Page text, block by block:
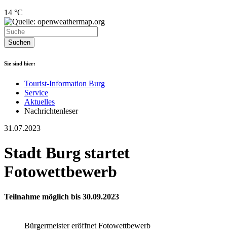
14 °C
Suchen
Sie sind hier:
Tourist-Information Burg
Service
Aktuelles
Nachrichtenleser
31.07.2023
Stadt Burg startet
Fotowettbewerb
Teilnahme möglich bis 30.09.2023
Bürgermeister eröffnet Fotowettbewerb